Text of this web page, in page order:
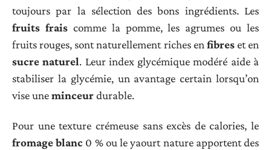
toujours par la sélection des bons ingrédients. Les
fruits fraiscomme la pomme, les agrumes ou les
fruits rouges, sont naturellement riches en fibreset en
sucre naturel. Leur index glycémique modéré aide à
stabiliser la glycémie, un avantage certain lorsqu’on
vise uneminceurdurable.
Pour une texture crémeuse sans excès de calories, le
fromage blanc 0 % ou le yaourt nature apportent des